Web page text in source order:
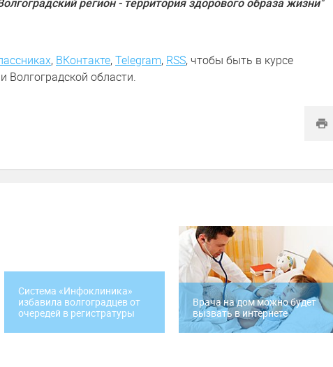
, ВКонтакте,Telegram, RSS, чтобы быть в курсе
Волгоградской области.
Система «Инфоклиника»
избавила волгоградцев от
очередей в регистратуры
Врача на дом можно будет
вызвать в интернете